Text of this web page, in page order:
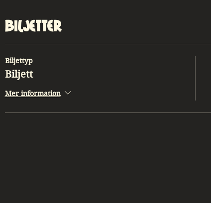
Biljetter
Biljettyp
Biljett
Mer information